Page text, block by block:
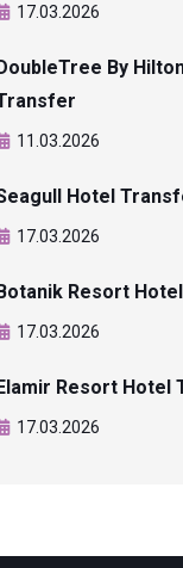
17.03.2026
By
11.03.2026
Hotel
17.03.2026
Resort
17.03.2026
Resort Hotel
17.03.2026